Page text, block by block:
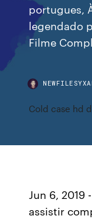
portugues,
legendado
Filme
Cold case hd
Jun 6, 2019
assistir